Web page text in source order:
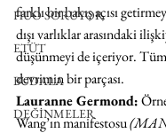
HUO SORUYOR
ETÜT
BUDALA
DEĞİNMELER
farklı bir bakış açısı
dışı varlıklar arasındaki
düşünmeyi de içeriyor.
devrimin bir parçası.
Lauranne Germond:
Wang’ın manifestosu